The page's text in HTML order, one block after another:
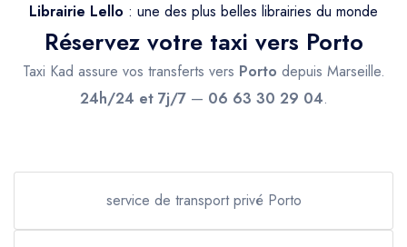
Librairie Lello : une des plus belles librairies du monde
Réservez votre taxi vers Porto
Taxi Kad assure vos transferts vers Porto depuis Marseille.
24h/24 et 7j/7— 06 63 30 29 04.
service de transport privé Porto